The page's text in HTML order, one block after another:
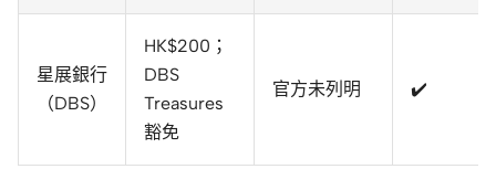
星展銀行
（DBS）
HK$200；
DBS
Treasures
豁免
官方未列明 ✔️